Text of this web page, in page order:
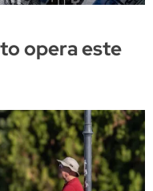
opera este